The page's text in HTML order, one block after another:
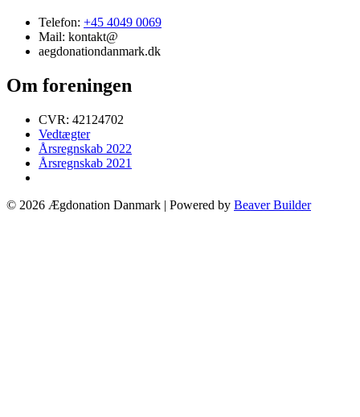
Telefon: +45 4049 0069
Mail: kontakt@
aegdonationdanmark.dk
Om foreningen
CVR: 42124702
Vedtægter
Årsregnskab 2022
Årsregnskab 2021
© 2026 Ægdonation Danmark | Powered by Beaver Builder